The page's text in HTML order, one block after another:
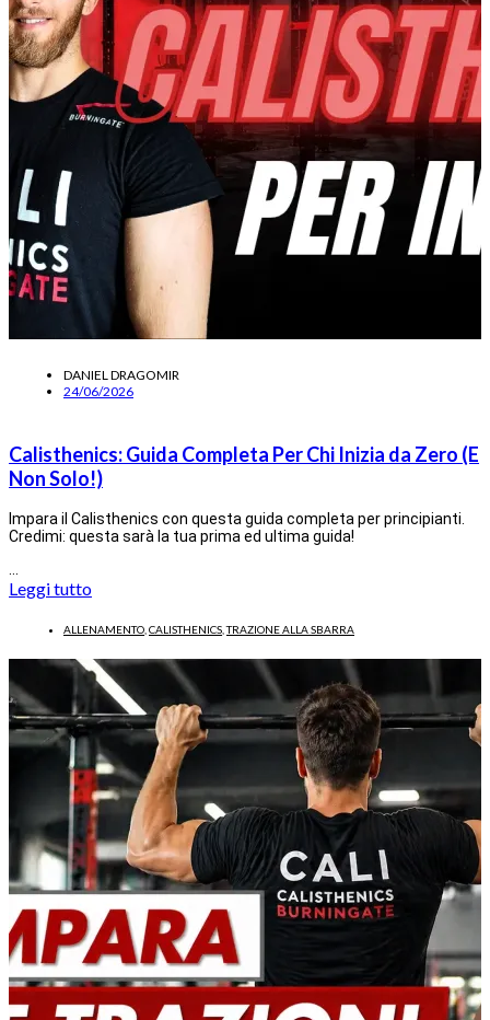
DANIEL DRAGOMIR
24/06/2026
Calisthenics: Guida Completa Per Chi Inizia da Zero (E
Non Solo!)
Impara il Calisthenics con questa guida completa per principianti.
Credimi: questa sarà la tua prima ed ultima guida!
Leggi tutto
ALLENAMENTO CALISTHENICS ,TRAZIONE ALLA SBARRA